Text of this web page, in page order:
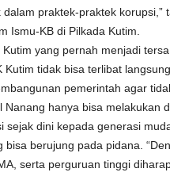
praktek-praktek
Ismu-KB di Pilkada Kutim.
yang pernah menjadi
Kutim tidak bisa terlibat
pemerintah agar
Nanang hanya bisa melakukan
sejak dini kepada generasi
bisa berujung pada pidana.
serta perguruan tinggi